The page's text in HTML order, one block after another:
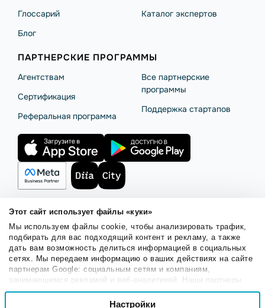
Этот сайт использует файлы «куки»
Мы используем файлы cookie, чтобы анализировать трафик,
подбирать для вас подходящий контент и рекламу, а также
дать вам возможность делиться информацией в социальных
сетях. Мы передаем информацию о ваших действиях на сайте
партнерам Google: социальным сетям и компаниям,
занимающимся рекламой и веб-аналитикой. Наши партнеры
могут комбинировать эти сведения с предоставленной вами
информацией, а также данными, которые они получили при
Выбор
Настройки
Глоссарий
Блог
Каталог экспертов
ПАРТНЕРСКИЕ ПРОГРАММЫ
Агентствам
Сертификация
Реферальная программа
Все партнерские
программы
Поддержка стартапов
Правила использованияБезопасность SendPulse
Политика конфиденциальности Политика Cookies
© 2015 - 2026. ООО «СендПульс». Все права защищены.